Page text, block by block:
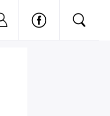
Nu ai cont?